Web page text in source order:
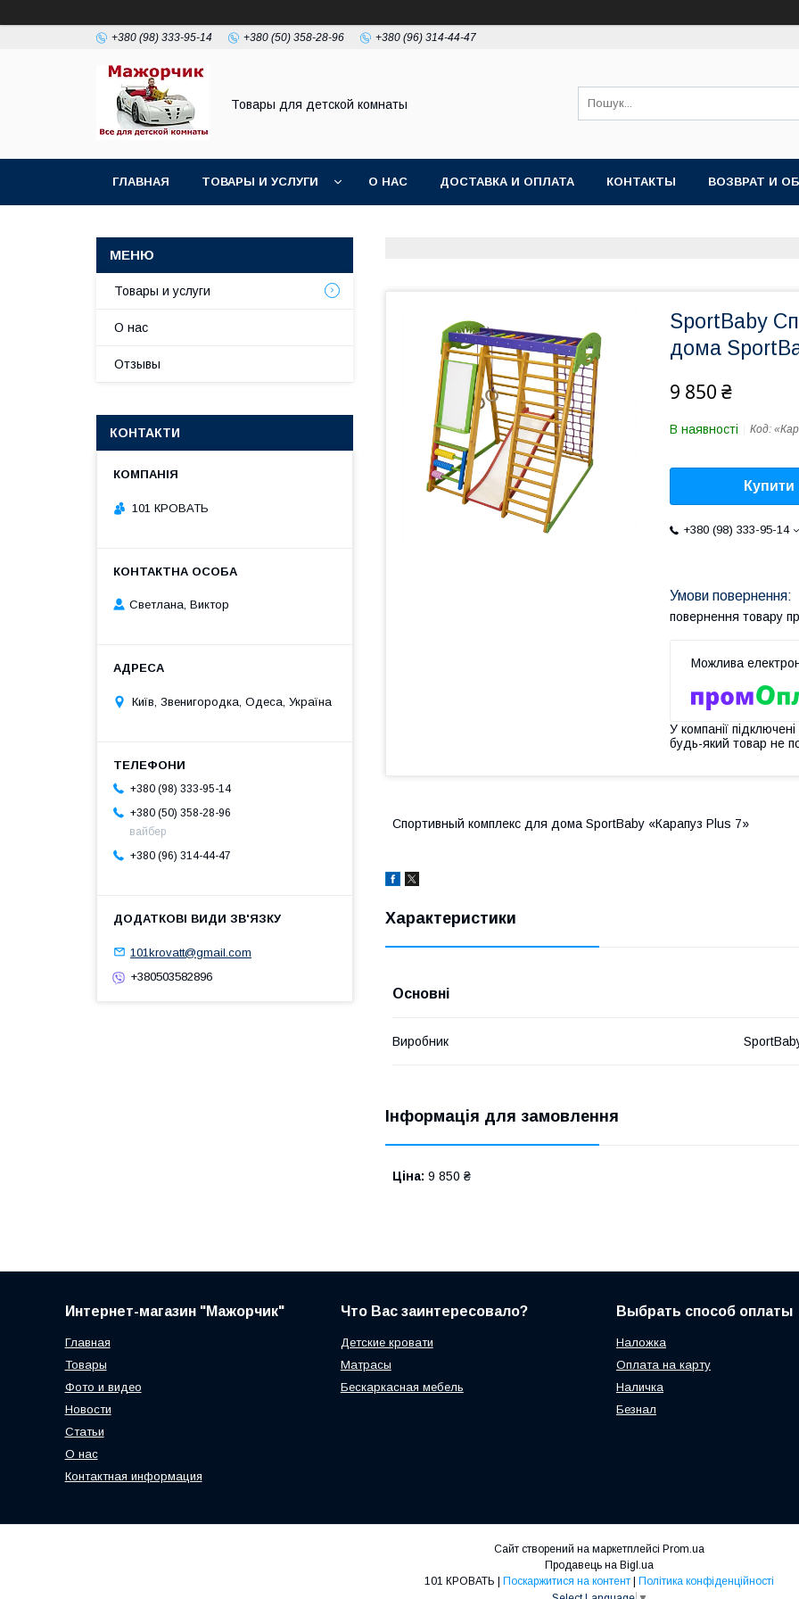
+380 (98) 333-95-14 +380 (50) 358-28-96 +380 (96) 314-44-47
Товары для детской комнаты
ГЛАВНАЯ ТОВАРЫ И УСЛУГИ О НАС ДОСТАВКА И ОПЛАТА КОНТАКТЫ ВОЗВРАТ И
SportBaby
дома
9 850 ₴
В наявності Код:
Купити
+380 (98) 333-95-14
повернення товару
У компанії
будь-який товар не
Спортивный комплекс для дома SportBaby «Карапуз Plus 7»
Характеристики
Основні
Виробник
Інформація для замовлення
Ціна: 9 850 ₴
Товары и услуги
О нас
Отзывы
КОНТАКТИ
101 КРОВАТЬ
Светлана, Виктор
Київ, Звенигородка, Одеса, Україна
+380 (98) 333-95-14
+380 (50) 358-28-96
вайбер
+380 (96) 314-44-47
101krovatt@gmail.com
+380503582896
Интернет-магазин "Мажорчик"
Главная
Товары
Фото и видео
Новости
Статьи
О нас
Контактная информация
Что Вас заинтересовало?
Детские кровати
Матрасы
Бескаркасная мебель
Выбрать способ оплаты
Наложка
Оплата на карту
Наличка
Безнал
Сайт створений на маркетплейсі Prom.ua
Продавець на Bigl.ua
101 КРОВАТЬ | Поскаржитися на контент | Політика конфіденційності